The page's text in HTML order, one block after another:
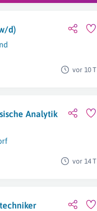
d)
vor 10 T
Analytik
vor 14 T